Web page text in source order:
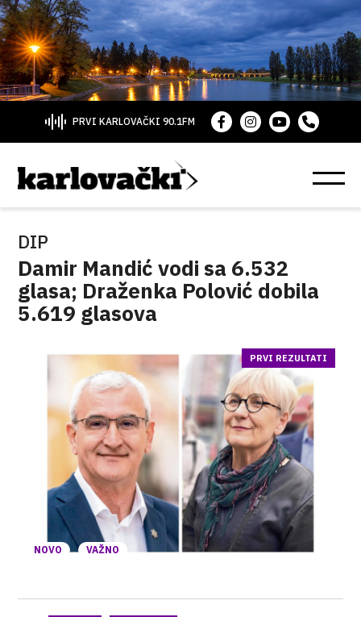
PRVI KARLOVAČKI 90.1FM
DIP
Damir Mandić vodi sa 6.532
glasa; Draženka Polović dobila
5.619 glasova
NOVO VAŽNO
PRVI REZULTATI